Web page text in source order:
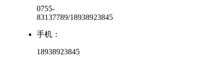
0755-
83137789/18938923845
手机：
18938923845